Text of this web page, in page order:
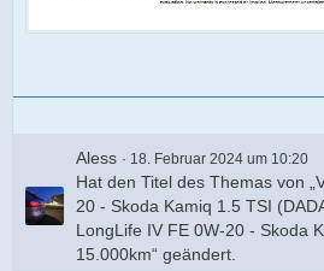
Aless 18. Februar 2024 um 10:20
Hat den Titel des Themas von
20 - Skoda Kamiq 1.5 TSI
LongLife IV FE 0W-20 - Skoda
15.000km“ geändert.